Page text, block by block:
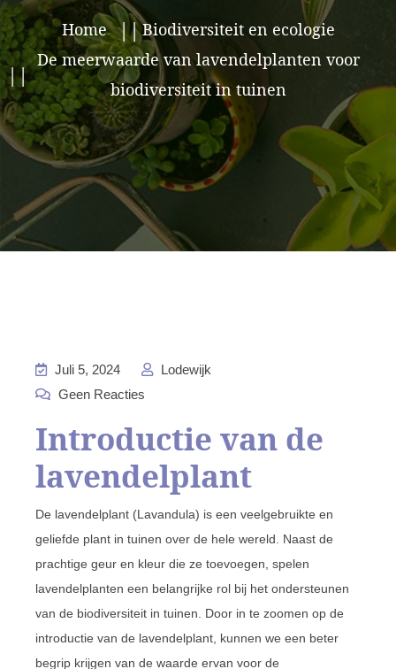
Home
Biodiversiteit en ecologie
De meerwaarde van lavendelplanten voor
biodiversiteit in tuinen
Juli 5, 2024
Lodewijk
Geen Reacties
Introductie van de
lavendelplant
De lavendelplant (Lavandula) is een veelgebruikte en
geliefde plant in tuinen over de hele wereld. Naast de
prachtige geur en kleur die ze toevoegen, spelen
lavendelplanten een belangrijke rol bij het ondersteunen
van de biodiversiteit in tuinen. Door in te zoomen op de
introductie van de lavendelplant, kunnen we een beter
begrip krijgen van de waarde ervan voor de